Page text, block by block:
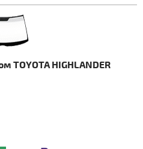
TOYOTA HIGHLANDER